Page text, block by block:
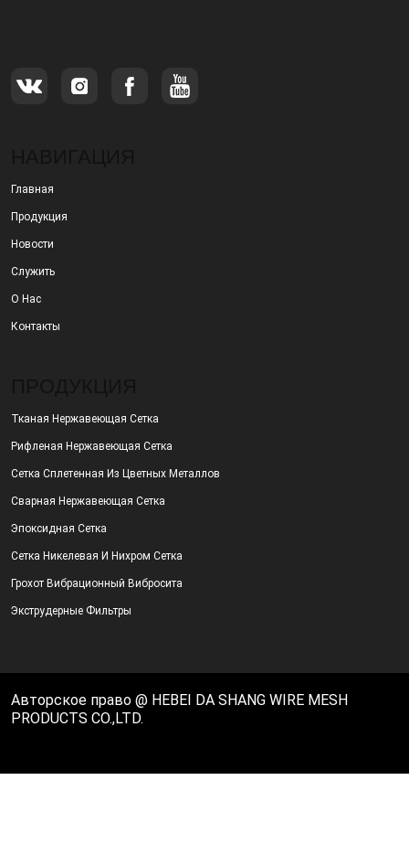
Главная
Продукция
Новости
Служить
О Нас
Контакты
Тканая Нержавеющая Сетка
Рифленая Нержавеющая Сетка
Сетка Сплетенная Из Цветных Металлов
Сварная Нержавеющая Сетка
Эпоксидная Сетка
Сетка Никелевая И Нихром Сетка
Грохот Вибрационный Вибросита
Экструдерные Фильтры
Авторское право @ HEBEI DA SHANG WIRE MESH
PRODUCTS CO.,LTD.